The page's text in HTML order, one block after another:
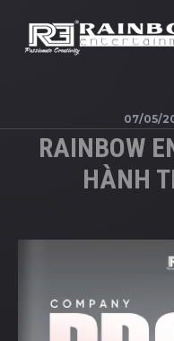
07/05/
RAINBOW
HÀNH